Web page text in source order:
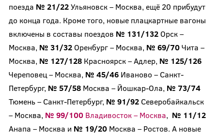
поезда № 21/22Ульяновск – Москва, ещё 20 прибудут
до конца года. Кроме того, новые плацкартные вагоны
включены в составы поездов № 131/132Орск –
Москва, № 31/32Оренбург – Москва, № 69/70Чита –
Москва, № 127/128Красноярск – Адлер, № 125/126
Череповец – Москва, № 45/46Иваново – Санкт-
Петербург, № 57/58Москва – Йошкар-Ола, № 73/74
Тюмень – Санкт-Петербург, № 91/92Северобайкальск
– Москва, № 99/100Владивосток – Москва, № 11/12
Анапа – Москва и № 19/20Москва – Ростов. А новые